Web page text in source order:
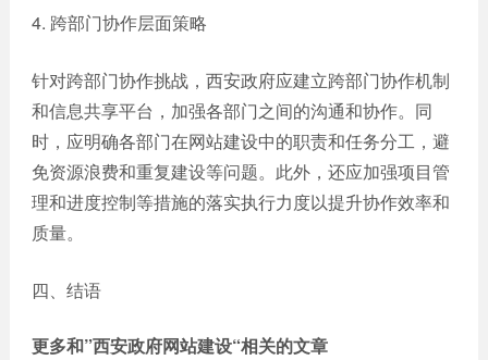
4. 跨部门协作层面策略
针对跨部门协作挑战，西安政府应建立跨部门协作机制
和信息共享平台，加强各部门之间的沟通和协作。同
时，应明确各部门在网站建设中的职责和任务分工，避
免资源浪费和重复建设等问题。此外，还应加强项目管
理和进度控制等措施的落实执行力度以提升协作效率和
质量。
四、结语
更多和”西安政府网站建设“相关的文章